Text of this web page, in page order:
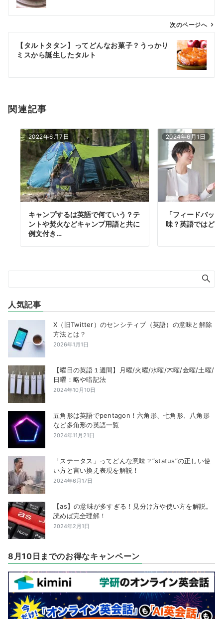
ビ
ン
次のページへ
【タルトタタン】ってどんなお菓子？うっかり
ミスから誕生したタルト
関連記事
2022年6月7日
キャンプするは英語で何ていう？テ
ントや焚火などキャンプ用語と共に
例文付き…
2024年6月1日
「フィードバッ
味？英語ではど
人気記事
X（旧Twitter）のセンシティブ（英語）の意味と解除
方法とは？
2026年1月1日
【曜日の英語１週間】月曜/火曜/水曜/木曜/金曜/土曜/
日曜：略や暗記法
2024年10月10日
五角形は英語でpentagon！六角形、七角形、八角形
など多角形の英語一覧
2024年11月21日
「ステータス」ってどんな意味？”status”の正しい使
い方と言い換え表現を解説！
2024年6月17日
【as】の意味が多すぎる！見分け方や使い方を解説。
読めば完全理解！
2024年2月1日
8月10日までのお得なキャンペーン